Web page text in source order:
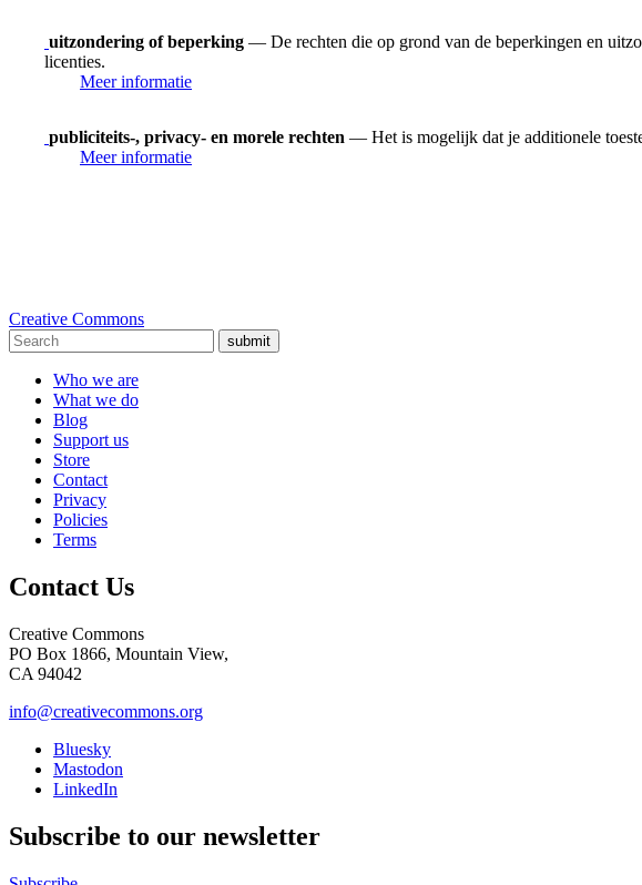
uitzondering of beperking — De rechten die op grond van de beperkingen en
licenties.
Meer informatie
publiciteits-, privacy- en morele rechten — Het is mogelijk dat je additionele
Meer informatie
Creative Commons
submit
Who we are
What we do
Blog
Support us
Store
Contact
Privacy
Policies
Terms
Contact Us
Creative Commons
PO Box 1866, Mountain View,
CA 94042
info@creativecommons.org
Bluesky
Mastodon
LinkedIn
Subscribe to our newsletter